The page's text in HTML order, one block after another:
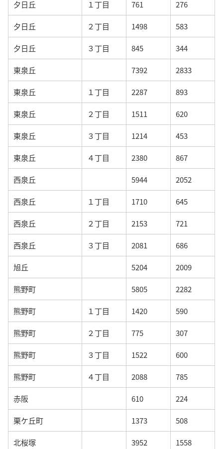
夕日丘 １丁目 761 276
夕日丘 ２丁目 1498 583
夕日丘 ３丁目 845 344
東泉丘 7392 2833
東泉丘 １丁目 2287 893
東泉丘 ２丁目 1511 620
東泉丘 ３丁目 1214 453
東泉丘 ４丁目 2380 867
西泉丘 5944 2052
西泉丘 １丁目 1710 645
西泉丘 ２丁目 2153 721
西泉丘 ３丁目 2081 686
旭丘 5204 2009
熊野町 5805 2282
熊野町 １丁目 1420 590
熊野町 ２丁目 775 307
熊野町 ３丁目 1522 600
熊野町 ４丁目 2088 785
赤阪 610 224
栗ケ丘町 1373 508
北桜塚 3952 1558